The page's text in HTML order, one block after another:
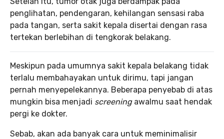
penglihatan, pendengaran, kehilangan sensasi raba
pada tangan, serta sakit kepala disertai dengan rasa
tertekan berlebihan di tengkorak belakang.
Meskipun pada umumnya sakit kepala belakang tidak
terlalu membahayakan untuk dirimu, tapi jangan
pernah menyepelekannya. Beberapa penyebab di atas
mungkin bisa menjadi screeningawalmu saat hendak
pergi ke dokter.
Sebab, akan ada banyak cara untuk meminimalisir